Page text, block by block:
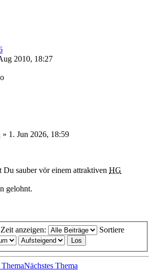
2010, 18:27
» 1. Jun 2026, 18:59
Du sauber vör einem attraktiven HG
gelohnt.
anzeigen:
Sortiere
Nächstes Thema